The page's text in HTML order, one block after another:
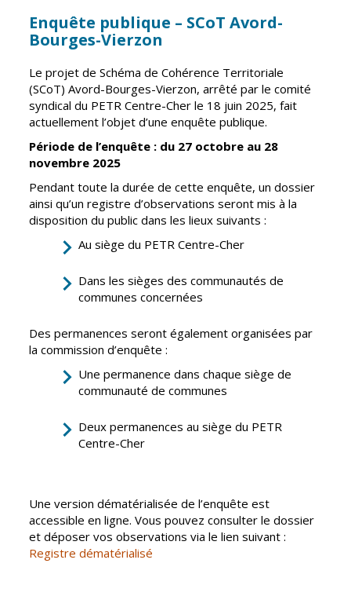
Ville
Marchés
Cimetières
Titres
d'identité
État civil
Élections
Jumelages
Publication des
actes
administratifs
Journal
Actualités
Agenda
Multi-accueil
Scolarité
Établissements
scolaires
Accueil avant
et après classe
éducative et
inclusion
Inscriptions
2027
Centres de
Espace jeunes
information
municipale
Santé et
solidarité
Culture et
Enquête publique – SCoT Avord-
Bourges-Vierzon
Le projet de Schéma de Cohérence Territoriale
(SCoT) Avord-Bourges-Vierzon, arrêté par le comité
syndical du PETR Centre-Cher le 18 juin 2025, fait
actuellement l’objet d’une enquête publique.
Période de l’enquête : du 27 octobre au 28
novembre 2025
Pendant toute la durée de cette enquête, un dossier
ainsi qu’un registre d’observations seront mis à la
disposition du public dans les lieux suivants :
Au siège du PETR Centre-Cher
Dans les sièges des communautés de
communes concernées
Des permanences seront également organisées par
la commission d’enquête :
Une permanence dans chaque siège de
communauté de communes
Deux permanences au siège du PETR
Centre-Cher
Une version dématérialisée de l’enquête est
accessible en ligne. Vous pouvez consulter le dossier
et déposer vos observations via le lien suivant :
Registre dématérialisé